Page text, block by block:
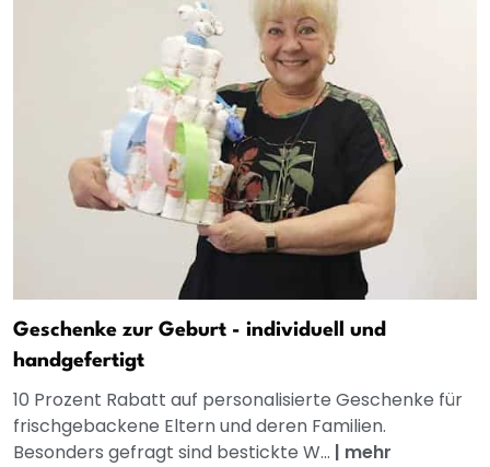
Geschenke zur Geburt - individuell und
handgefertigt
10 Prozent Rabatt auf personalisierte Geschenke für
frischgebackene Eltern und deren Familien.
Besonders gefragt sind bestickte W... | mehr